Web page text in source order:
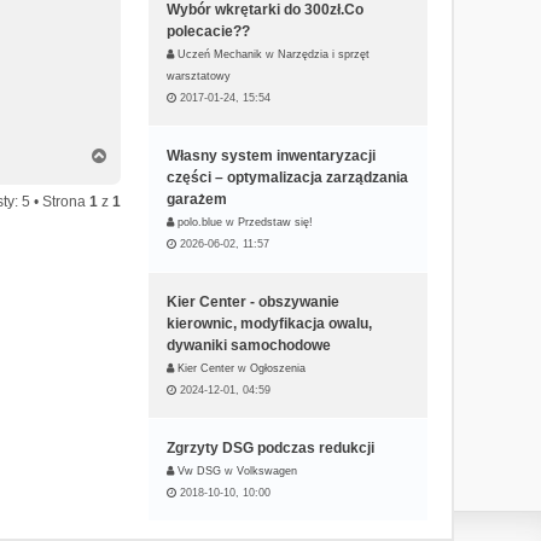
g
ó
5 • Strona 1z 1
Wybór wkrętarki do 300zł.Co
polecacie??
Uczeń Mechanik w Narzędzia i sprzęt
warsztatowy
2017-01-24, 15:54
Własny system inwentaryzacji
części – optymalizacja zarządzania
garażem
polo.blue w Przedstaw się!
2026-06-02, 11:57
Kier Center - obszywanie
kierownic, modyfikacja owalu,
dywaniki samochodowe
Kier Center w Ogłoszenia
2024-12-01, 04:59
Zgrzyty DSG podczas redukcji
Vw DSG w Volkswagen
2018-10-10, 10:00